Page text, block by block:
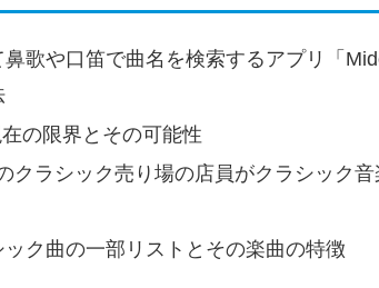
歌や口笛で曲名を検索するアプリ「
の限界とその可能性
クラシック売り場の店員がクラシック
ク曲の一部リストとその楽曲の特徴